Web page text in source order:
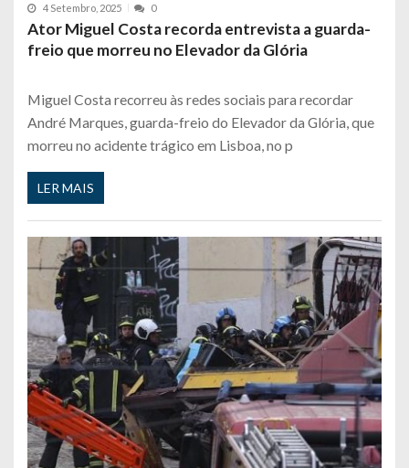
4 Setembro, 2025 0
Ator Miguel Costa recorda entrevista a guarda-
freio que morreu no Elevador da Glória
Miguel Costa recorreu às redes sociais para recordar
André Marques, guarda-freio do Elevador da Glória, que
morreu no acidente trágico em Lisboa, no p
LER MAIS